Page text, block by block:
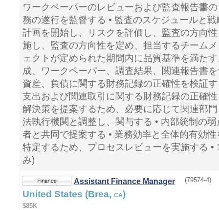
ワークペーパーのレビューおよび監査報告書
務の遂行を監督する • 監査のスケジュールと
計画を開始し、リスクを評価し、監査の方向
施し、監査の方向性を定め、担当するチーム
ェクトが定められた期間内に品質基準を満た
成、ワークペーパー、調査結果、関連報告書
資産、負債に関する財務記録の正確性を検証
支出および関連取引に関する財務記録の正確
解決策を提案するため、必要に応じて関連部
法執行機関と調整し、関与する • 内部統制の
者と共同で提案する • 業務効率と全体的有効
特定するため、プロセスレビューを実施する
み)
Assistant Finance Manager (79574-4)
United States (Brea, CA)
$85K